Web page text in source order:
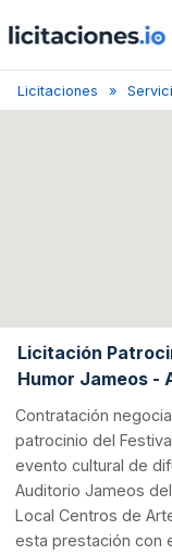
Licitaciones
Licitación
Humor Jameos -
Contratación
patrocinio del
evento cultural de
Auditorio Jameos
Local Centros de
esta prestación con